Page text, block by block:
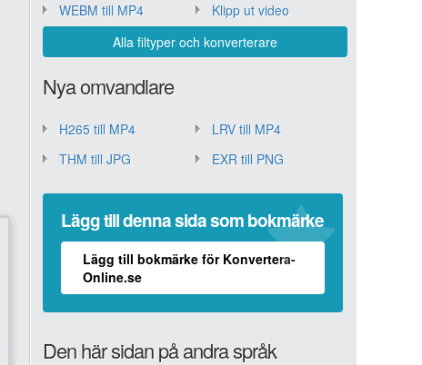
WEBM till MP4
Klipp ut video
Alla filtyper och konverterare
Nya omvandlare
H265 till MP4
LRV till MP4
THM till JPG
EXR till PNG
Lägg till denna sida som bokmärke
Lägg till bokmärke för Konvertera-
Online.se
Den här sidan på andra språk